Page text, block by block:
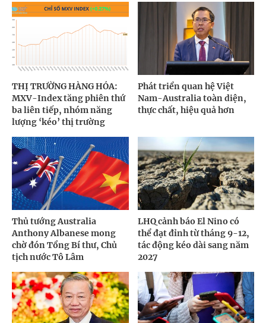
THỊ TRƯỜNG HÀNG HÓA:
MXV-Index tăng phiên thứ
ba liên tiếp, nhóm năng
lượng ‘kéo’ thị trường
Phát triển quan hệ Việt
Nam-Australia toàn diện,
thực chất, hiệu quả hơn
Thủ tướng Australia
Anthony Albanese mong
chờ đón Tổng Bí thư, Chủ
tịch nước Tô Lâm
LHQ cảnh báo El Nino có
thể đạt đỉnh từ tháng 9-12,
tác động kéo dài sang năm
2027